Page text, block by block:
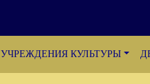
УЧРЕЖДЕНИЯ КУЛЬТУРЫ